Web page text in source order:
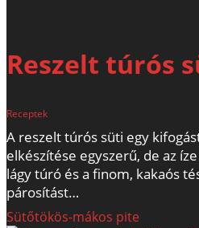
Reszelt túrós
Receptek
A reszelt túrós süti egy
elkészítése egyszerű, de az
lágy túró és a finom, kakaós
párosítást…
Sütőtökös-mákos pite